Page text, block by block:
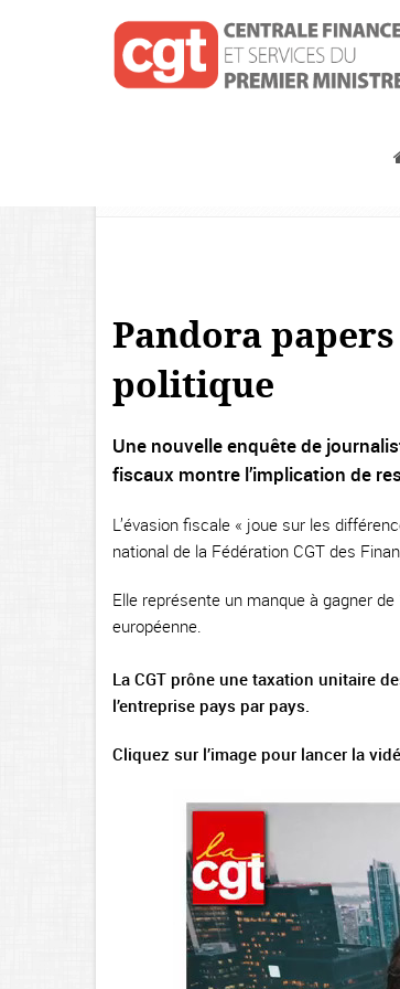
Pandora
politique
Une nouvelle enquête de
fiscaux montre l’implication de
L’évasion fiscale « joue sur les
national de la Fédération CGT des
Elle représente un manque à gagner
européenne.
La CGT prône une taxation unitaire
l’entreprise pays par pays.
Cliquez sur l’image pour lancer la